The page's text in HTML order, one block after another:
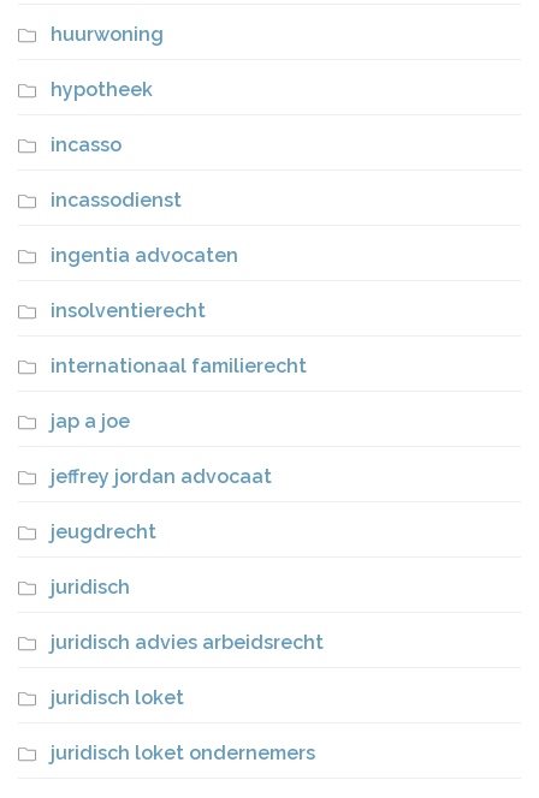
huurwoning
hypotheek
incasso
incassodienst
ingentia advocaten
insolventierecht
internationaal familierecht
jap a joe
jeffrey jordan advocaat
jeugdrecht
juridisch
juridisch advies arbeidsrecht
juridisch loket
juridisch loket ondernemers